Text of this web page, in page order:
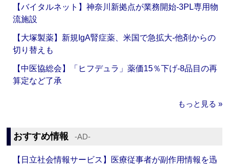
【バイタルネット】神奈川新拠点が業務開始‐3PL専用物
流施設
【大塚製薬】新規IgA腎症薬、米国で急拡大‐他剤からの
切り替えも
【中医協総会】「ヒフデュラ」薬価15％下げ‐8品目の再
算定など了承
もっと見る »
おすすめ情報 ‐AD‐
【日立社会情報サービス】医療従事者が副作用情報を迅